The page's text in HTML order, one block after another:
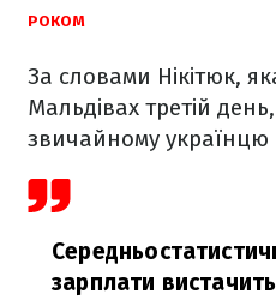
РОКОМ
За словами Нікітюк,
Мальдівах третій
звичайному українцю
зарплати